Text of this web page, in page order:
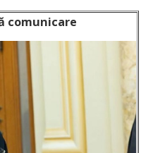
comunicare